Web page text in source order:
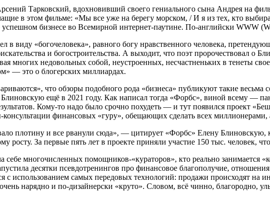
Тарковский, вдохновивший своего гениального сына Андрея на
в этом фильме: «Мы все уже на берегу морском, / И я из тех, кто
бизнесе во Всемирной интернет-паутине. По-английски WWW
в виду «богочеловека», равного богу нравственного человека,
и богостроительства. А выходит, что поэт пророчествовал о
многих недовольных собой, неустроенных, несчастненьких в тенеты
— это о блогерских миллиардах.
что обзоры подобного рода «бизнеса» публикуют такие
ещё в 2021 году. Как написал тогда «Форбс», виной всему —
Кому-то надо было срочно похудеть — и тут появился проект
финансовых «гуру», обещающих сделать всех миллионерами,
плотину и все рванули сюда», — цитирует «Форбс» Елену
росту. За первые пять лет в проекте приняли участие 150 тыс. человек,
себе многочисленных помощников-«кураторов», кто реально занимается
десятки псевдотренингов про финансовое благополучие,
с использованием самых передовых технологий: продажи происходят на
нарядно и по-дизайнерски «круто». Словом, всё чинно, благородно,